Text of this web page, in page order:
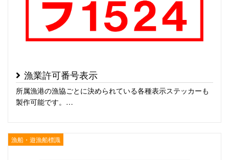
漁業許可番号表示
所属漁港の漁協ごとに決められている各種表示ステッカーも
製作可能です。…
漁船・遊漁船標識